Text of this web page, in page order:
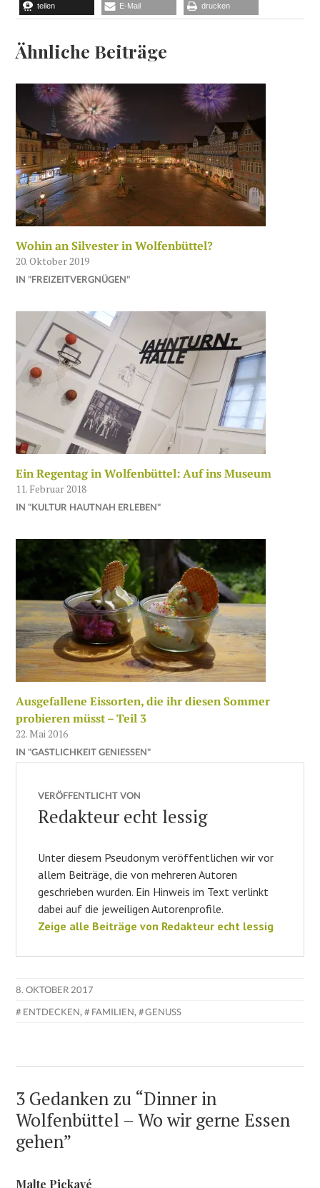
teilen E-Mail drucken
Ähnliche Beiträge
Wohin an Silvester in Wolfenbüttel?
20. Oktober 2019
IN "FREIZEITVERGNÜGEN"
Ein Regentag in Wolfenbüttel: Auf ins Museum
11. Februar 2018
IN "KULTUR HAUTNAH ERLEBEN"
Ausgefallene Eissorten, die ihr diesen Sommer
probieren müsst – Teil 3
22. Mai 2016
IN "GASTLICHKEIT GENIESSEN"
VERÖFFENTLICHT VON
Redakteur echt lessig
Unter diesem Pseudonym veröffentlichen wir vor
allem Beiträge, die von mehreren Autoren
geschrieben wurden. Ein Hinweis im Text verlinkt
dabei auf die jeweiligen Autorenprofile.
Zeige alle Beiträge von Redakteur echt lessig
8. OKTOBER 2017
ENTDECKEN, FAMILIEN, GENUSS
3 Gedanken zu “Dinner in
Wolfenbüttel – Wo wir gerne Essen
gehen”
Malte Pickavé